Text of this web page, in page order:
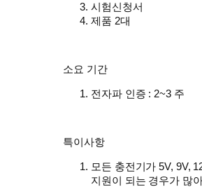
시험신청서
제품 2대
소요 기간
전자파 인증 : 2~3 주
특이사항
모든 충전기가 5V, 9V,
지원이 되는 경우가 많